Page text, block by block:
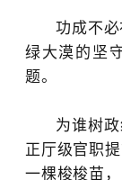
功成不
绿大漠的坚
题。
为谁树
正厅级官职
一棵梭梭苗